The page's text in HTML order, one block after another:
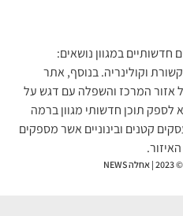
במגוון נושאים:
וקולינריה. בנוסף, אתר
המרכז והשפלה עם דגש על
תוכן חדשותי מגוון ברמה
ובינוניים אשר מספקים